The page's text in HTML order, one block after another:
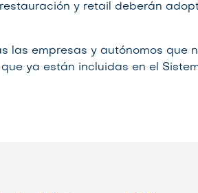
restauración y retail deberán
las empresas y autónomos que
ya están incluidas en el